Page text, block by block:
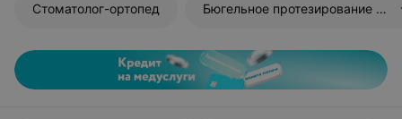
Стоматолог-ортопед Бюгельное протезирование зубов